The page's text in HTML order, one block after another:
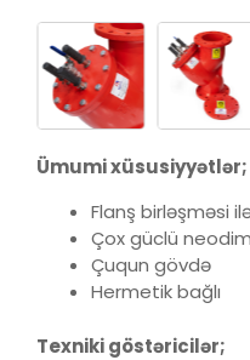
Ümumi xüsusiyyətlər;
Flanş birləşməsi
Çox güclü
Çuqun gövdə
Hermetik bağlı
Texniki göstəricilər;